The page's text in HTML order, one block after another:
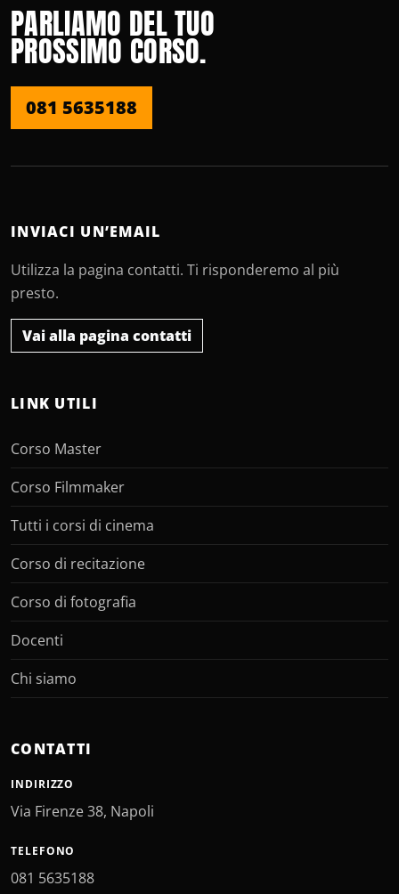
PARLIAMO DEL TUO
PROSSIMO CORSO.
081 5635188
INVIACI UN’EMAIL
Utilizza la pagina contatti. Ti risponderemo al più
presto.
Vai alla pagina contatti
LINK UTILI
Corso Master
Corso Filmmaker
Tutti i corsi di cinema
Corso di recitazione
Corso di fotografia
Docenti
Chi siamo
CONTATTI
INDIRIZZO
Via Firenze 38, Napoli
TELEFONO
081 5635188